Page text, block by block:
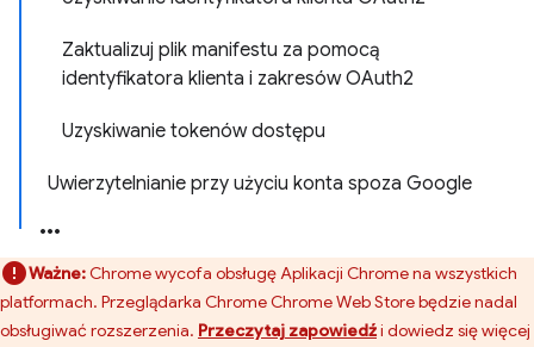
Zaktualizuj plik manifestu za pomocą
identyfikatora klienta i zakresów OAuth2
Uzyskiwanie tokenów dostępu
Uwierzytelnianie przy użyciu konta spoza Google
Ważne:Chrome wycofa obsługę Aplikacji Chrome na wszystkich
platformach. Przeglądarka Chrome Chrome Web Store będzie nadal
obsługiwać rozszerzenia. Przeczytaj zapowiedźi dowiedz się więcej